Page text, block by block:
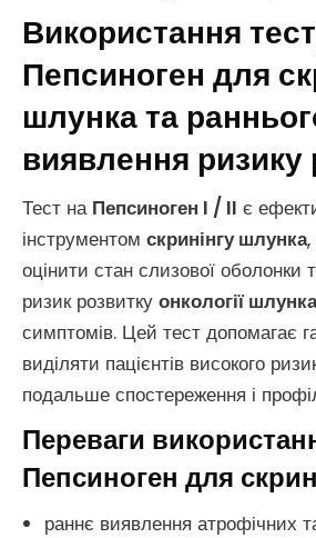
Використання
Пепсиноген для
шлунка та
виявлення ризику
Тест на Пепсиноген I / II є
інструментом скринінгу шлунка
оцінити стан слизової оболонки
ризик розвитку онкології шлунка
симптомів. Цей тест допомагає
виділяти пацієнтів високого
подальше спостереження і
Переваги
Пепсиноген для
раннє виявлення атрофічних